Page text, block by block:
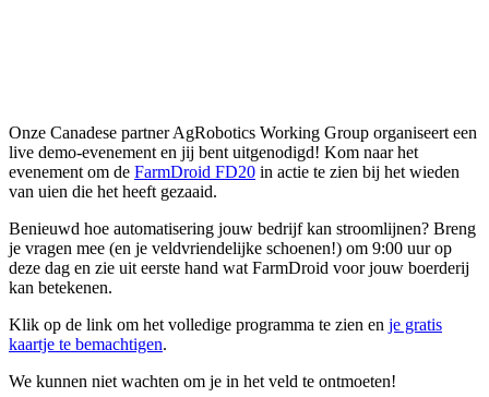
Onze Canadese partner AgRobotics Working Group organiseert een
live demo-evenement en jij bent uitgenodigd! Kom naar het
evenement om de FarmDroid FD20 in actie te zien bij het wieden
van uien die het heeft gezaaid.
Benieuwd hoe automatisering jouw bedrijf kan stroomlijnen? Breng
je vragen mee (en je veldvriendelijke schoenen!) om 9:00 uur op
deze dag en zie uit eerste hand wat FarmDroid voor jouw boerderij
kan betekenen.
Klik op de link om het volledige programma te zien en je gratis
kaartje te bemachtigen.
We kunnen niet wachten om je in het veld te ontmoeten!